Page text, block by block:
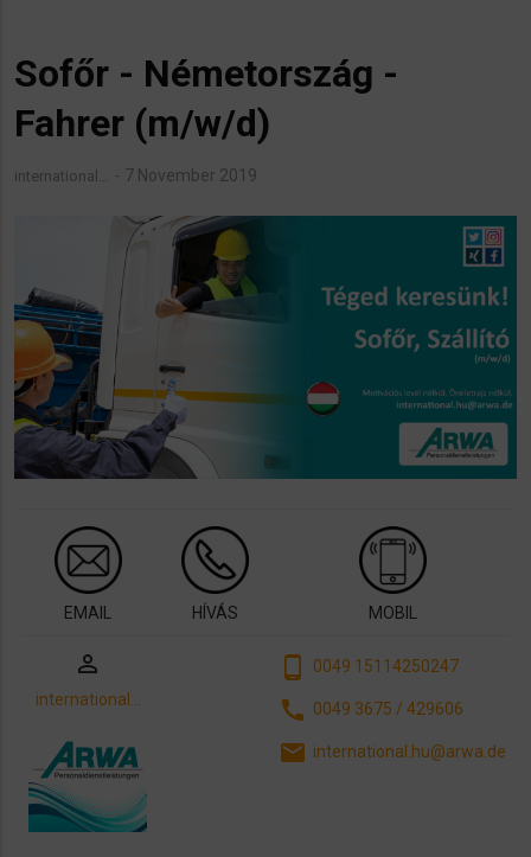
Sofőr - Németország -
Fahrer (m/w/d)
international… 7 November 2019
EMAIL HÍVÁS MOBIL
perm_identity
international…
phone_android 0049 15114250247
call 0049 3675 / 429606
email international.hu@arwa.de